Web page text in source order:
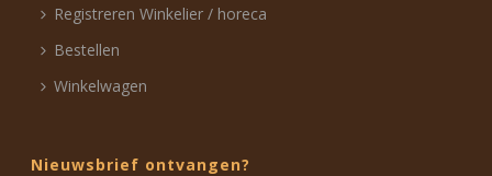
Registreren Winkelier / horeca
Bestellen
Winkelwagen
Nieuwsbrief ontvangen?